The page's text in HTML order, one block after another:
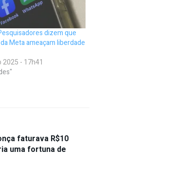
dizem que
Meta ameaçam liberdade
2025 - 17h41
faturava R$10
uma fortuna de